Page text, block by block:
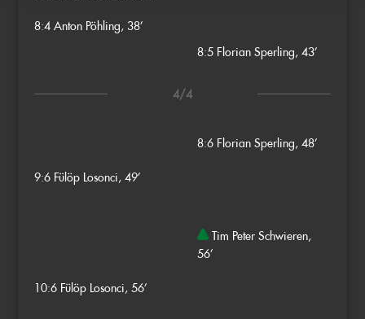
8:4 Anton Pöhling, 38’
8:5 Florian Sperling, 43’
4/4
8:6 Florian Sperling, 48’
9:6 Fülöp Losonci, 49’
Tim Peter Schwieren,
56’
10:6 Fülöp Losonci, 56’